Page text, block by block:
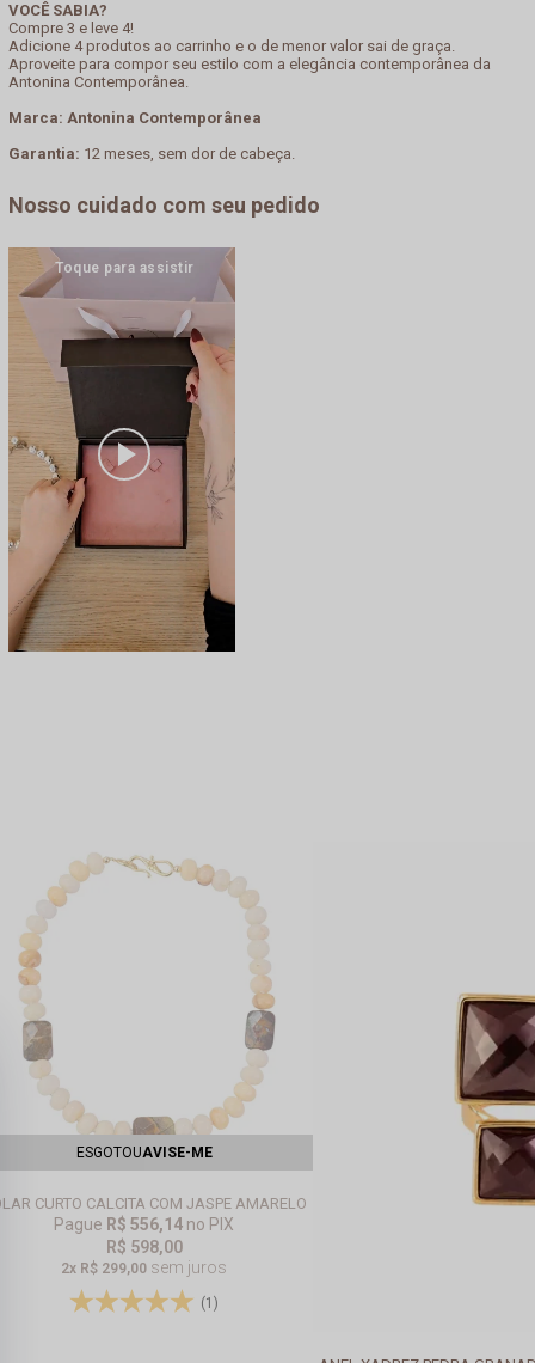
VOCÊ SABIA?
Compre 3 e leve 4!
Adicione 4 produtos ao carrinho e o de menor valor sai de graça.
Aproveite para compor seu estilo com a elegância contemporânea da
Antonina Contemporânea.
Marca: Antonina Contemporânea
Garantia: 12 meses, sem dor de cabeça.
Nosso cuidado com seu pedido
ESGOTOUAVISE-ME
CURTO CALCITA COM JASPE AMARELO
Pague R$ 556,14 no PIX
R$ 598,00
2x R$ 299,00 sem juros
(1)